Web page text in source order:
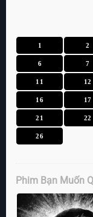
1 2
6 7
11 12
16 17
21 22
26
Phim Bạn Muốn